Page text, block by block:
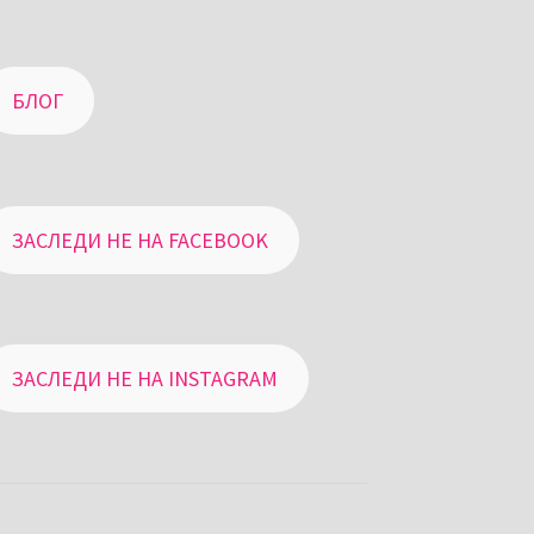
БЛОГ
ЗАСЛЕДИ НЕ НА FACEBOOK
ЗАСЛЕДИ НЕ НА INSTAGRAM